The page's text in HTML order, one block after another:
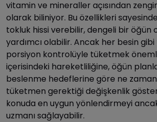
vitamin ve mineraller açısından
olarak biliniyor. Bu özellikleri
tokluk hissi verebilir, dengeli bir öğün
yardımcı olabilir. Ancak her besin
porsiyon kontrolüyle tüketmek
içerisindeki hareketliliğine, öğün
beslenme hedeflerine göre ne
tüketmen gerektiği değişkenlik
konuda en uygun yönlendirmeyi
uzmanı sağlayabilir.